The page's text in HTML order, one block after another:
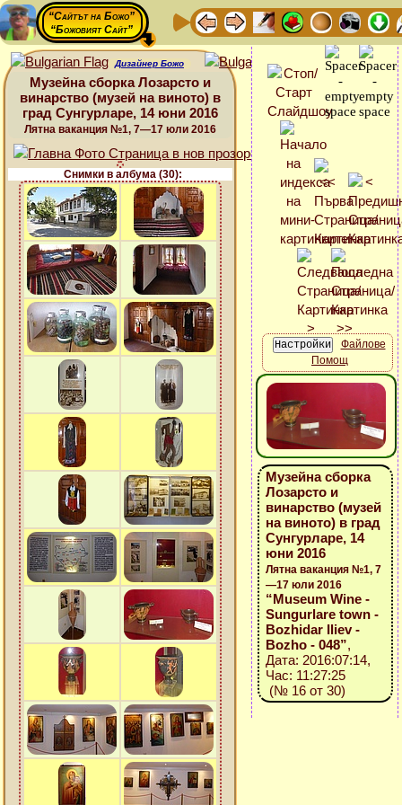
“Сайтът на Божо”
“Божовият Сайт”
Дизайнер Божо
Музейна сборка Лозарсто и
винарство (музей на виното) в
град Сунгурларе, 14 юни 2016
Лятна ваканция №1, 7—17 юли 2016
Снимки в албума (30):
Файлове
Помощ
Музейна сборка
Лозарсто и
винарство (музей
на виното) в град
Сунгурларе, 14
юни 2016
Лятна ваканция №1, 7
—17 юли 2016
“Museum Wine -
Sungurlare town -
Bozhidar Iliev -
Bozho - 048”,
Дата: 2016:07:14,
Час: 11:27:25
(№ 16 от 30)